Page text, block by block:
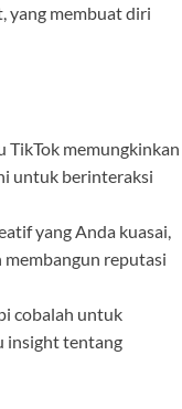
yang membuat diri
TikTok memungkinkan
untuk berinteraksi
yang Anda kuasai,
membangun reputasi
cobalah untuk
insight tentang